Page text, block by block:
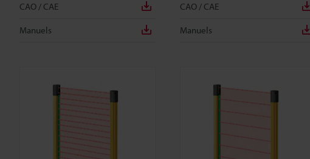
CAO / CAE
Manuels
CAO / CAE
Manuels